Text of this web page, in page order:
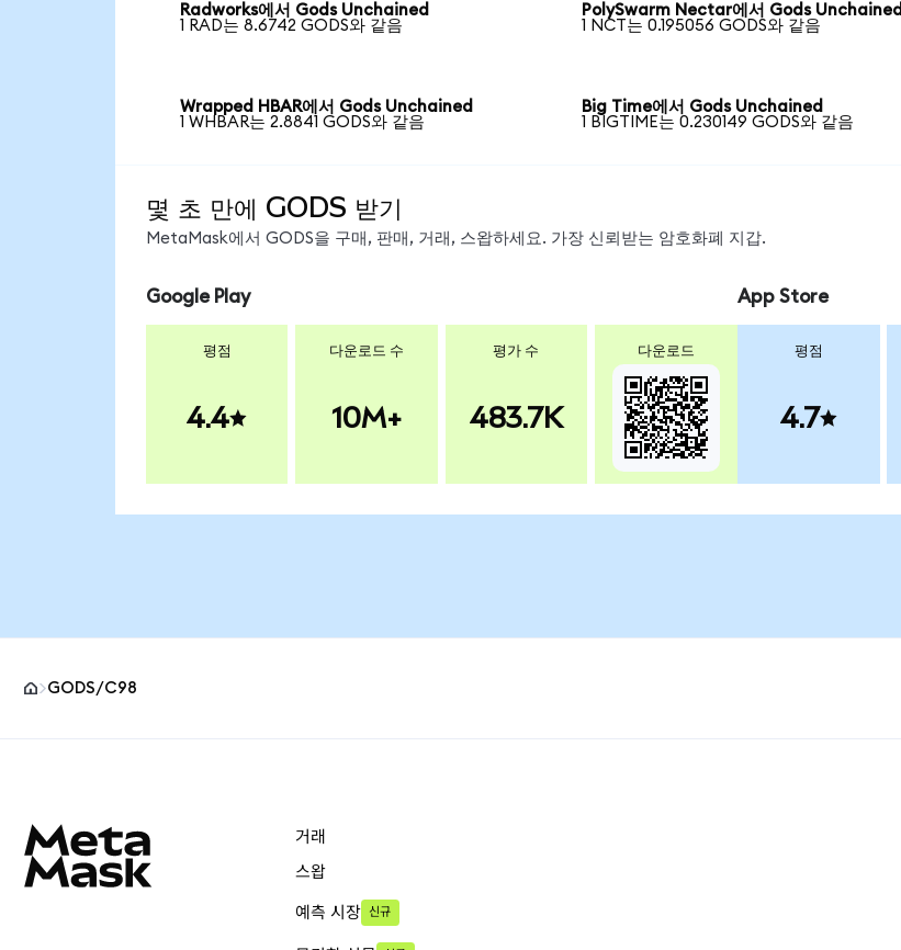
Radworks에서 Gods Unchained
1 RAD는 8.6742 GODS와 같음
PolySwarm Nectar에서 Gods Unchained
1 NCT는 0.195056 GODS와 같음
Wrapped HBAR에서 Gods Unchained
1 WHBAR는 2.8841 GODS와 같음
Big Time에서 Gods Unchained
1 BIGTIME는 0.230149 GODS와 같음
몇 초 만에 GODS 받기
MetaMask에서 GODS을 구매, 판매, 거래, 스왑하세요. 가장 신뢰받는 암호화폐 지갑.
Google Play
평점
4.4
다운로드 수
10M+
평가 수
483.7K
다운로드
App Store
평점
4.7
GODS/C98
거래
스왑
예측 시장 신규